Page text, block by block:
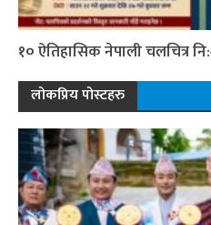
१० ऐतिहासिक नेपाली चलचित्र
लोकप्रिय पोस्टहरु